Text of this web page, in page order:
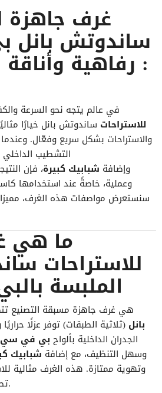
غرف جاهزة
ساندوتش
: رفاهية
في عالم يتجه نحو السرعة
للاستراحات ساندوتش بانل خيارًا
والاستراحات بشكل سريع وفعّال.
التشطيب
وإضافة شبابيك كبيرة، فإن
وعملية، خاصةً عند استخدامها
سنستعرض مواصفات هذه الغرف،
ما هي
للاستراحات
الملبسة
هي غرف جاهزة مسبقة التصنيع
بانل (ثلاثية الطبقات) توفر عزلًا
الجدران الداخلية بألواح بي في سي
وسهل التنظيف، مع إضافة شبابيك
وتهوية ممتازة. هذه الغرف مثالية
تصميمها العصري ومرونتها.